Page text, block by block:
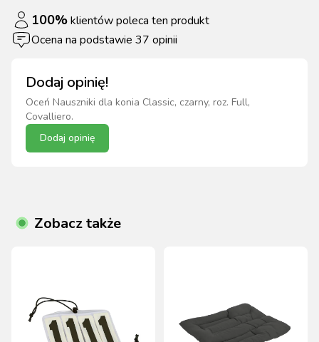
Dodaj opinię!
Oceń Nauszniki dla konia Classic, czarny, roz. Full,
Covalliero.
Dodaj opinię
100%klientów poleca ten produkt
Ocena na podstawie 37 opinii
Zobacz także